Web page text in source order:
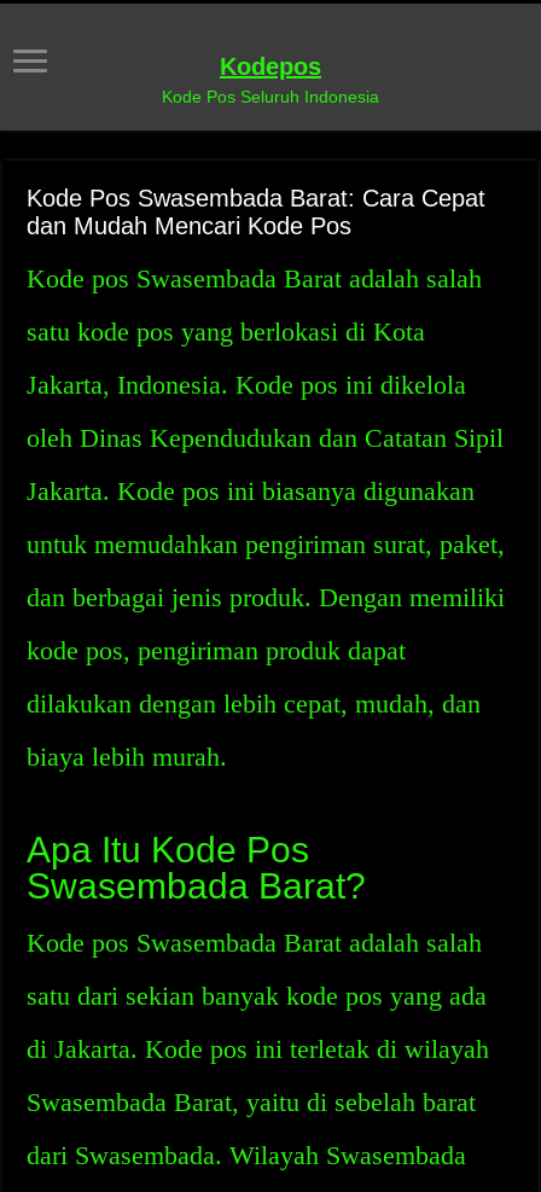
Kodepos
Kode Pos Seluruh Indonesia
Kode Pos Swasembada Barat: Cara Cepat
dan Mudah Mencari Kode Pos
Kode pos Swasembada Barat adalah salah
satu kode pos yang berlokasi di Kota
Jakarta, Indonesia. Kode pos ini dikelola
oleh Dinas Kependudukan dan Catatan Sipil
Jakarta. Kode pos ini biasanya digunakan
untuk memudahkan pengiriman surat, paket,
dan berbagai jenis produk. Dengan memiliki
kode pos, pengiriman produk dapat
dilakukan dengan lebih cepat, mudah, dan
biaya lebih murah.
Apa Itu Kode Pos
Swasembada Barat?
Kode pos Swasembada Barat adalah salah
satu dari sekian banyak kode pos yang ada
di Jakarta. Kode pos ini terletak di wilayah
Swasembada Barat, yaitu di sebelah barat
dari Swasembada. Wilayah Swasembada